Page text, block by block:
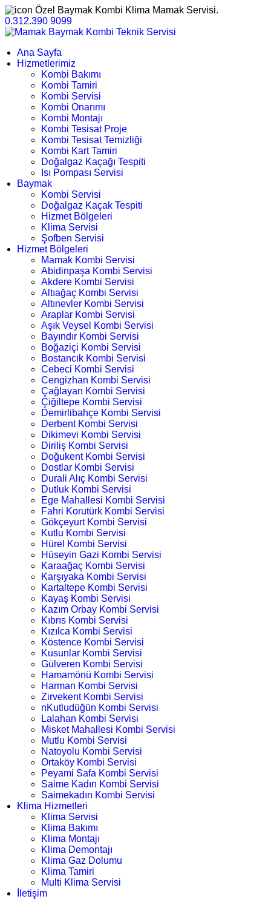
Özel Baymak Kombi Klima Mamak Servisi.
0.312.390 9099
Ana Sayfa
Hizmetlerimiz
Kombi Bakımı
Kombi Tamiri
Kombi Servisi
Kombi Onarımı
Kombi Montajı
Kombi Tesisat Proje
Kombi Tesisat Temizliği
Kombi Kart Tamiri
Doğalgaz Kaçağı Tespiti
Isı Pompası Servisi
Baymak
Kombi Servisi
Doğalgaz Kaçak Tespiti
Hizmet Bölgeleri
Klima Servisi
Şofben Servisi
Hizmet Bölgeleri
Mamak Kombi Servisi
Abidinpaşa Kombi Servisi
Akdere Kombi Servisi
Altıağaç Kombi Servisi
Altınevler Kombi Servisi
Araplar Kombi Servisi
Aşık Veysel Kombi Servisi
Bayındır Kombi Servisi
Boğaziçi Kombi Servisi
Bostancık Kombi Servisi
Cebeci Kombi Servisi
Cengizhan Kombi Servisi
Çağlayan Kombi Servisi
Çiğiltepe Kombi Servisi
Demirlibahçe Kombi Servisi
Derbent Kombi Servisi
Dikimevi Kombi Servisi
Diriliş Kombi Servisi
Doğukent Kombi Servisi
Dostlar Kombi Servisi
Durali Alıç Kombi Servisi
Dutluk Kombi Servisi
Ege Mahallesi Kombi Servisi
Fahri Korutürk Kombi Servisi
Gökçeyurt Kombi Servisi
Kutlu Kombi Servisi
Hürel Kombi Servisi
Hüseyin Gazi Kombi Servisi
Karaağaç Kombi Servisi
Karşıyaka Kombi Servisi
Kartaltepe Kombi Servisi
Kayaş Kombi Servisi
Kazım Orbay Kombi Servisi
Kıbrıs Kombi Servisi
Kızılca Kombi Servisi
Köstence Kombi Servisi
Kusunlar Kombi Servisi
Gülveren Kombi Servisi
Hamamönü Kombi Servisi
Harman Kombi Servisi
Zirvekent Kombi Servisi
nKutludüğün Kombi Servisi
Lalahan Kombi Servisi
Misket Mahallesi Kombi Servisi
Mutlu Kombi Servisi
Natoyolu Kombi Servisi
Ortaköy Kombi Servisi
Peyami Safa Kombi Servisi
Saime Kadın Kombi Servisi
Saimekadın Kombi Servisi
Klima Hizmetleri
Klima Servisi
Klima Bakımı
Klima Montajı
Klima Demontajı
Klima Gaz Dolumu
Klima Tamiri
Multi Klima Servisi
İletişim